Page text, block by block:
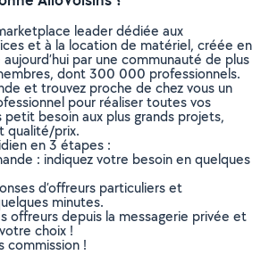
leader dédiée aux
et à la location de matériel, créée en
par une communauté de plus
dont 300 000 professionnels.
et trouvez proche de chez vous un
pour réaliser toutes vos
besoin aux plus grands projets,
qualité/prix.
en 3 étapes :
: indiquez votre besoin en quelques
d’offreurs particuliers et
minutes.
offreurs depuis la messagerie privée et
choix !
commission !